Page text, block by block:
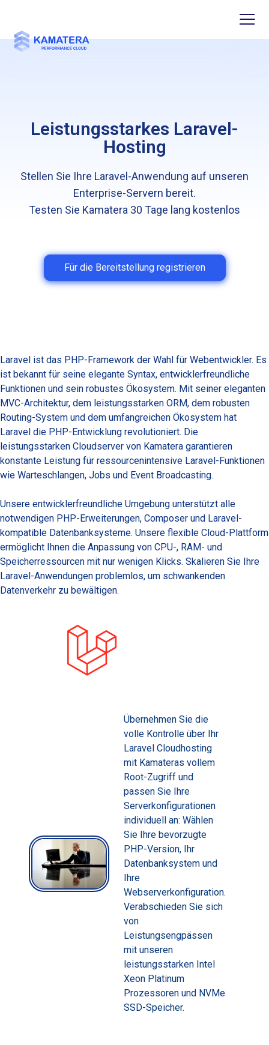
Leistungsstarkes Laravel-
Hosting
Stellen Sie Ihre Laravel-Anwendung auf unseren
Enterprise-Servern bereit.
Testen Sie Kamatera 30 Tage lang kostenlos
Für die Bereitstellung registrieren
Laravel ist das PHP-Framework der Wahl für Webentwickler. Es
ist bekannt für seine elegante Syntax, entwicklerfreundliche
Funktionen und sein robustes Ökosystem. Mit seiner eleganten
MVC-Architektur, dem leistungsstarken ORM, dem robusten
Routing-System und dem umfangreichen Ökosystem hat
Laravel die PHP-Entwicklung revolutioniert. Die
leistungsstarken Cloudserver von Kamatera garantieren
konstante Leistung für ressourcenintensive Laravel-Funktionen
wie Warteschlangen, Jobs und Event Broadcasting.
Unsere entwicklerfreundliche Umgebung unterstützt alle
notwendigen PHP-Erweiterungen, Composer und Laravel-
kompatible Datenbanksysteme. Unsere flexible Cloud-Plattform
ermöglicht Ihnen die Anpassung von CPU-, RAM- und
Speicherressourcen mit nur wenigen Klicks. Skalieren Sie Ihre
Laravel-Anwendungen problemlos, um schwankenden
Datenverkehr zu bewältigen.
Übernehmen Sie die
volle Kontrolle über Ihr
Laravel Cloudhosting
mit Kamateras vollem
Root-Zugriff und
passen Sie Ihre
Serverkonfigurationen
individuell an: Wählen
Sie Ihre bevorzugte
PHP-Version, Ihr
Datenbanksystem und
Ihre
Webserverkonfiguration.
Verabschieden Sie sich
von
Leistungsengpässen
mit unseren
leistungsstarken Intel
Xeon Platinum
Prozessoren und NVMe
SSD-Speicher.